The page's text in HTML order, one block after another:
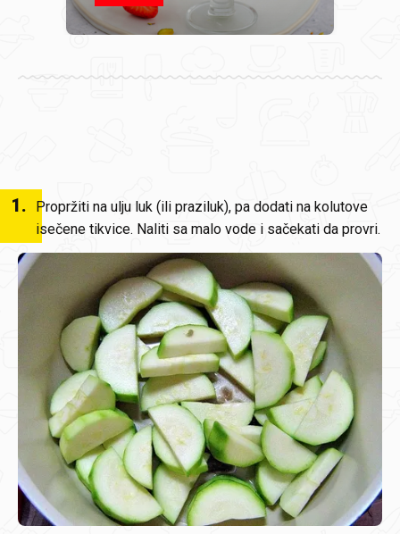
1.
Propržiti na ulju luk (ili praziluk), pa dodati na kolutove
isečene tikvice. Naliti sa malo vode i sačekati da provri.